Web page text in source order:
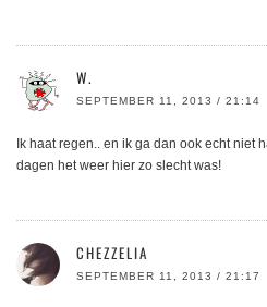
W.
SEPTEMBER 11, 2013 / 21:14
Ik haat regen.. en ik ga dan ook echt niet
dagen het weer hier zo slecht was!
CHEZZELIA
SEPTEMBER 11, 2013 / 21:17